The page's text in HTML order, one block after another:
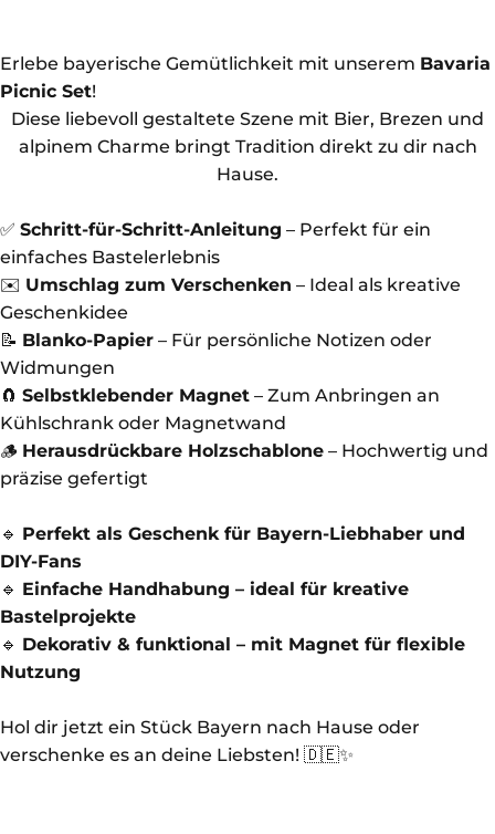
Erlebe bayerische Gemütlichkeit mit unserem Bavaria
Picnic Set!
Diese liebevoll gestaltete Szene mit Bier, Brezen und
alpinem Charme bringt Tradition direkt zu dir nach
Hause.
✅ Schritt-für-Schritt-Anleitung – Perfekt für ein
einfaches Bastelerlebnis
✉️ Umschlag zum Verschenken – Ideal als kreative
Geschenkidee
📝 Blanko-Papier – Für persönliche Notizen oder
Widmungen
🧲 Selbstklebender Magnet – Zum Anbringen an
Kühlschrank oder Magnetwand
🪵 Herausdrückbare Holzschablone – Hochwertig und
präzise gefertigt
🔹 Perfekt als Geschenk für Bayern-Liebhaber und
DIY-Fans
🔹 Einfache Handhabung – ideal für kreative
Bastelprojekte
🔹 Dekorativ & funktional – mit Magnet für flexible
Nutzung
Hol dir jetzt ein Stück Bayern nach Hause oder
verschenke es an deine Liebsten! 🇩🇪✨